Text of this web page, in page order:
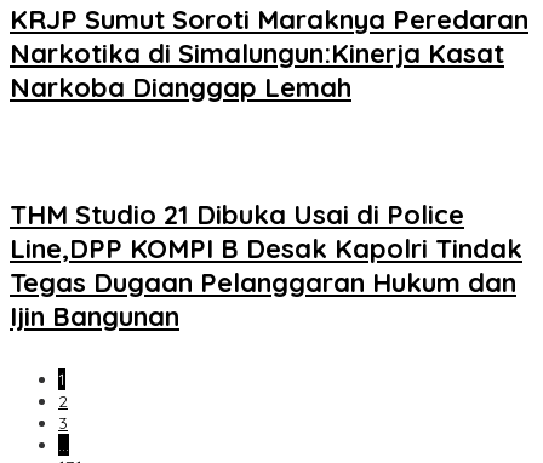
KRJP Sumut Soroti Maraknya Peredaran
Narkotika di Simalungun:Kinerja Kasat
Narkoba Dianggap Lemah
THM Studio 21 Dibuka Usai di Police
Line,DPP KOMPI B Desak Kapolri Tindak
Tegas Dugaan Pelanggaran Hukum dan
Ijin Bangunan
1
2
3
…